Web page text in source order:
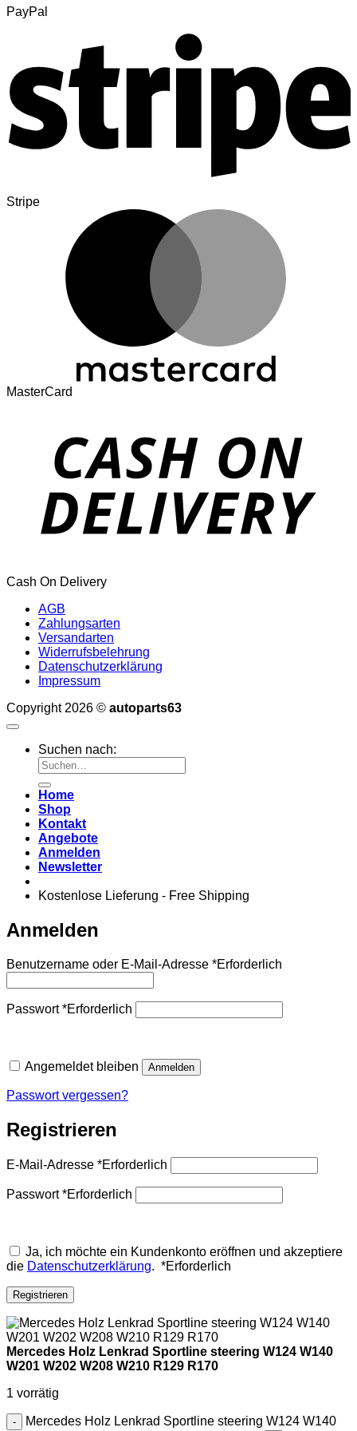
PayPal
Stripe
MasterCard
Cash On Delivery
AGB
Zahlungsarten
Versandarten
Widerrufsbelehrung
Datenschutzerklärung
Impressum
Copyright 2026 © autoparts63
Suchen nach:
Home
Shop
Kontakt
Angebote
Anmelden
Newsletter
Kostenlose Lieferung - Free Shipping
Anmelden
Benutzername oder E-Mail-Adresse *Erforderlich
Passwort*Erforderlich
Angemeldet bleiben Anmelden
Passwort vergessen?
Registrieren
E-Mail-Adresse *Erforderlich
Passwort*Erforderlich
Ja, ich möchte ein Kundenkonto eröffnen und akzeptiere
die Datenschutzerklärung. *Erforderlich
Registrieren
Mercedes Holz Lenkrad Sportline steering W124 W140
W201 W202 W208 W210 R129 R170
1 vorrätig
Mercedes Holz Lenkrad Sportline steering W124 W140